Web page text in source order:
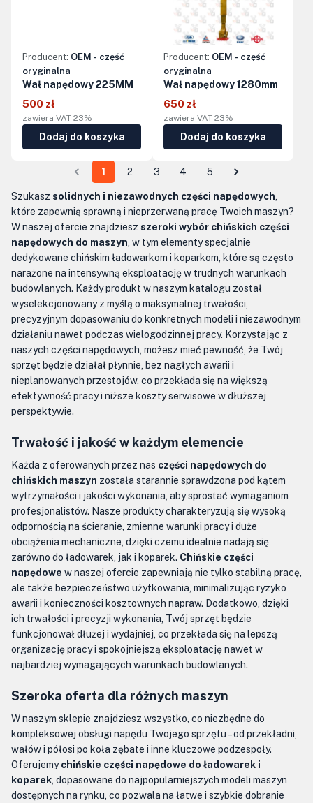
Producent: OEM - część
oryginalna
Wał napędowy 225MM
500 zł
zawiera VAT 23%
Dodaj do koszyka
Producent: OEM - część
oryginalna
Wał napędowy 1280mm
650 zł
zawiera VAT 23%
Dodaj do koszyka
1 2 3 4 5
Szukasz solidnych i niezawodnych części napędowych
które zapewnią sprawną i nieprzerwaną pracę Twoich maszyn?
W naszej ofercie znajdziesz szeroki wybór chińskich części
napędowych do maszyn , w tym elementy specjalnie
dedykowane chińskim ładowarkom i koparkom, które są często
narażone na intensywną eksploatację w trudnych warunkach
budowlanych. Każdy produkt w naszym katalogu został
wyselekcjonowany z myślą o maksymalnej trwałości,
precyzyjnym dopasowaniu do konkretnych modeli i niezawodnym
działaniu nawet podczas wielogodzinnej pracy. Korzystając z
naszych części napędowych, możesz mieć pewność, że Twój
sprzęt będzie działał płynnie, bez nagłych awarii i
nieplanowanych przestojów, co przekłada się na większą
efektywność pracy i niższe koszty serwisowe w dłuższej
perspektywie.
Trwałość i jakość w każdym elemencie
Każda z oferowanych przez nas części napędowych do
chińskich maszyn została starannie sprawdzona pod kątem
wytrzymałości i jakości wykonania, aby sprostać wymaganiom
profesjonalistów. Nasze produkty charakteryzują się wysoką
odpornością na ścieranie, zmienne warunki pracy i duże
obciążenia mechaniczne, dzięki czemu idealnie nadają się
zarówno do ładowarek, jak i koparek. Chińskie części
napędowe w naszej ofercie zapewniają nie tylko stabilną pracę,
ale także bezpieczeństwo użytkowania, minimalizując ryzyko
awarii i konieczności kosztownych napraw. Dodatkowo, dzięki
ich trwałości i precyzji wykonania, Twój sprzęt będzie
funkcjonował dłużej i wydajniej, co przekłada się na lepszą
organizację pracy i spokojniejszą eksploatację nawet w
najbardziej wymagających warunkach budowlanych.
Szeroka oferta dla różnych maszyn
W naszym sklepie znajdziesz wszystko, co niezbędne do
kompleksowej obsługi napędu Twojego sprzętu – od przekładni,
wałów i półosi po koła zębate i inne kluczowe podzespoły.
Oferujemychińskie części napędowe do ładowarek i
koparek , dopasowane do najpopularniejszych modeli maszyn
dostępnych na rynku, co pozwala na łatwe i szybkie dobranie